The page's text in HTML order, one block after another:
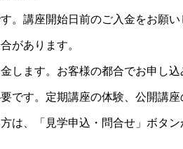
。講座開始日前のご入金をお願い
があります。
します。お客様の都合でお申し
です。定期講座の体験、公開講
は、「見学申込・問合せ」ボタ